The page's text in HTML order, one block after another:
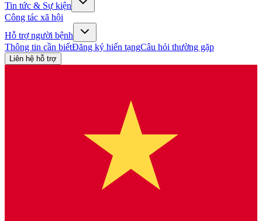
Tin tức & Sự kiện
Công tác xã hội
Hỗ trợ người bệnh
Thông tin cần biếtĐăng ký hiến tạngCâu hỏi thường gặp
Liên hệ hỗ trợ